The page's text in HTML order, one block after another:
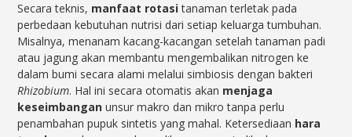
Secara teknis, manfaat rotasitanaman terletak pada
perbedaan kebutuhan nutrisi dari setiap keluarga tumbuhan.
Misalnya, menanam kacang-kacangan setelah tanaman padi
atau jagung akan membantu mengembalikan nitrogen ke
dalam bumi secara alami melalui simbiosis dengan bakteri
Rhizobium. Hal ini secara otomatis akan menjaga
keseimbangan unsur makro dan mikro tanpa perlu
penambahan pupuk sintetis yang mahal. Ketersediaan hara